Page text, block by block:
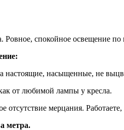
спокойное освещение
насыщенные, не
от любимой лампы у кресла.
мерцания. Работаете,
метра.